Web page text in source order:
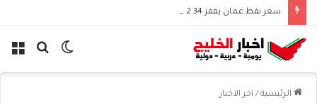
سعر نفط عمان يقفز 2.34 دولار وسط ترقب الأسواق
بحث الوضع
الرئيسية / اخر الاخبار